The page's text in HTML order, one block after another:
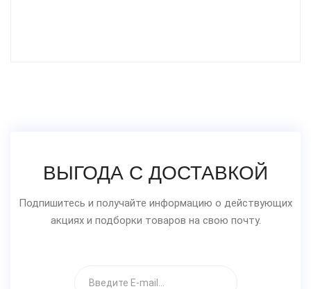
ВЫГОДА С ДОСТАВКОЙ
Подпишитесь и получайте информацию о действующих
акциях и подборки товаров на свою почту.